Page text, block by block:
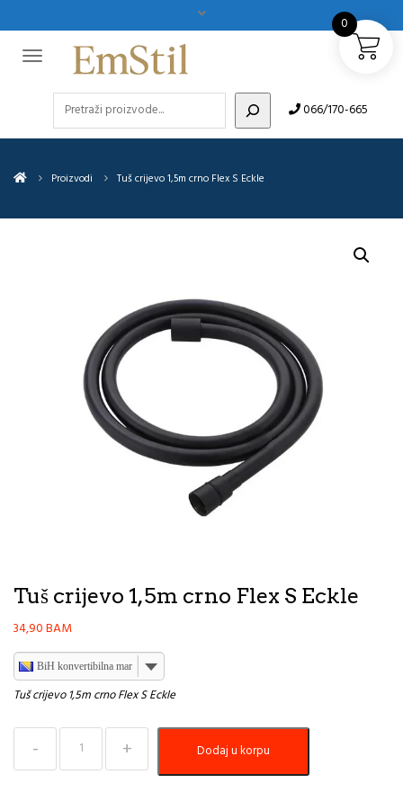
066/170-665
Proizvodi Tuš crijevo 1,5m crno Flex S Eckle
Tuš crijevo 1,5m crno Flex S Eckle
34,90BAM
BiH konvertibilna marka
Tuš crijevo 1,5m crno Flex S Eckle
Tuš
crijevo
1,5m
Dodaj u korpu
0